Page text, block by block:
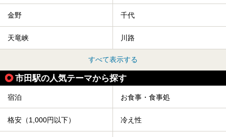
金野 千代
天竜峡 川路
すべて表示する
市田駅の人気テーマから探す
宿泊 お食事・食事処
格安（1,000円以下） 冷え性